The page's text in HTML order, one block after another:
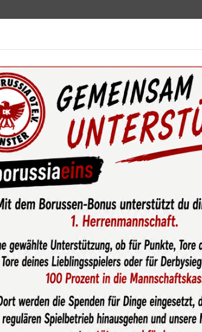
News & Media Service
Spielabbruch nach medizinischem
Notfall –